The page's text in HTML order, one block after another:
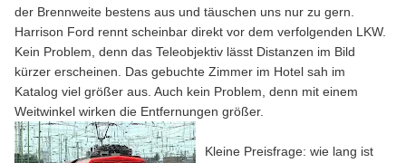
der Brennweite bestens aus und täuschen uns nur zu gern.
Harrison Ford rennt scheinbar direkt vor dem verfolgenden LKW.
Kein Problem, denn das Teleobjektiv lässt Distanzen im Bild
kürzer erscheinen. Das gebuchte Zimmer im Hotel sah im
Katalog viel größer aus. Auch kein Problem, denn mit einem
Weitwinkel wirken die Entfernungen größer.
Kleine Preisfrage: wie lang ist